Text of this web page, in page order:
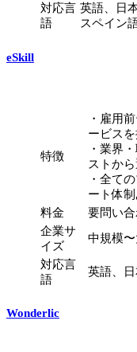
対応言
語
英語、日
スペイン
eSkill
特徴
・雇用
ービス
・業界
ストか
・全て
ート体制
料金
要問い
企業サ
イズ
中規模
対応言
語
英語、
Wonderlic